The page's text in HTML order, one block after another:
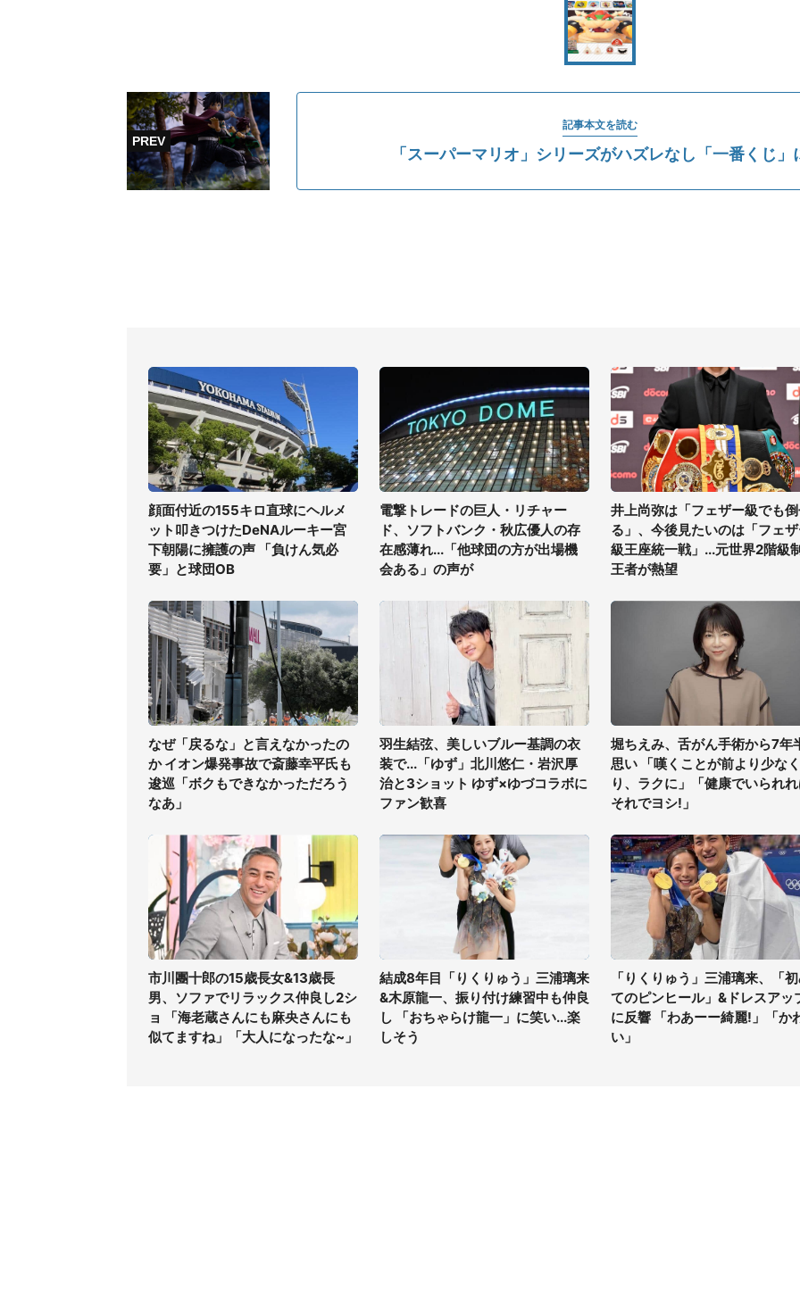
記事本文を読む
「スーパーマリオ」シリーズがハズレなし「一番くじ」
顔面付近の155キロ直球にヘルメ
ット叩きつけたDeNAルーキー宮
下朝陽に擁護の声 「負けん気必
要」と球団OB
電撃トレードの巨人・リチャー
ド、ソフトバンク・秋広優人の存
在感薄れ...「他球団の方が出場機
会ある」の声が
井上尚弥は「フェザー級でも
る」、今後見たいのは「フェ
級王座統一戦」...元世界2階級
王者が熱望
なぜ「戻るな」と言えなかったの
か イオン爆発事故で斎藤幸平氏も
逡巡「ボクもできなかっただろう
なあ」
羽生結弦、美しいブルー基調の衣
装で...「ゆず」北川悠仁・岩沢厚
治と3ショット ゆず×ゆづコラボに
ファン歓喜
堀ちえみ、舌がん手術から7年
思い 「嘆くことが前より少な
り、ラクに」「健康でいられ
それでヨシ!」
市川團十郎の15歳長女&13歳長
男、ソファでリラックス仲良し2シ
ョ 「海老蔵さんにも麻央さんにも
似てますね」「大人になったな~」
結成8年目「りくりゅう」三浦璃来
&木原龍一、振り付け練習中も仲良
し 「おちゃらけ龍一」に笑い...楽
しそう
「りくりゅう」三浦璃来、「
てのピンヒール」&ドレスアッ
に反響 「わあーー綺麗!」「か
い」